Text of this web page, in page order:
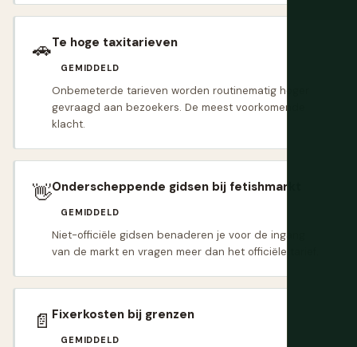
🚗Te hoge taxitarieven
GEMIDDELD
Onbemeterde tarieven worden routinematig hoger
gevraagd aan bezoekers. De meest voorkomende
klacht.
👋Onderscheppende gidsen bij fetishmarkt
GEMIDDELD
Niet-officiële gidsen benaderen je voor de ingang
van de markt en vragen meer dan het officiële tarief.
📄 Fixerkosten bij grenzen
GEMIDDELD